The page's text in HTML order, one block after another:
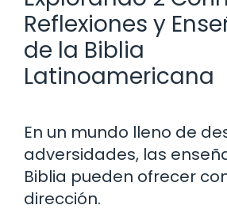
Reflexiones y
de la Biblia
Latinoamericana
En un mundo lleno de
adversidades, las
Biblia pueden ofrecer
dirección.